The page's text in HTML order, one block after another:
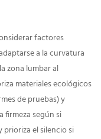
factores
a la curvatura
zona lumbar al
materiales ecológicos
de pruebas) y
firmeza según si
prioriza el silencio si